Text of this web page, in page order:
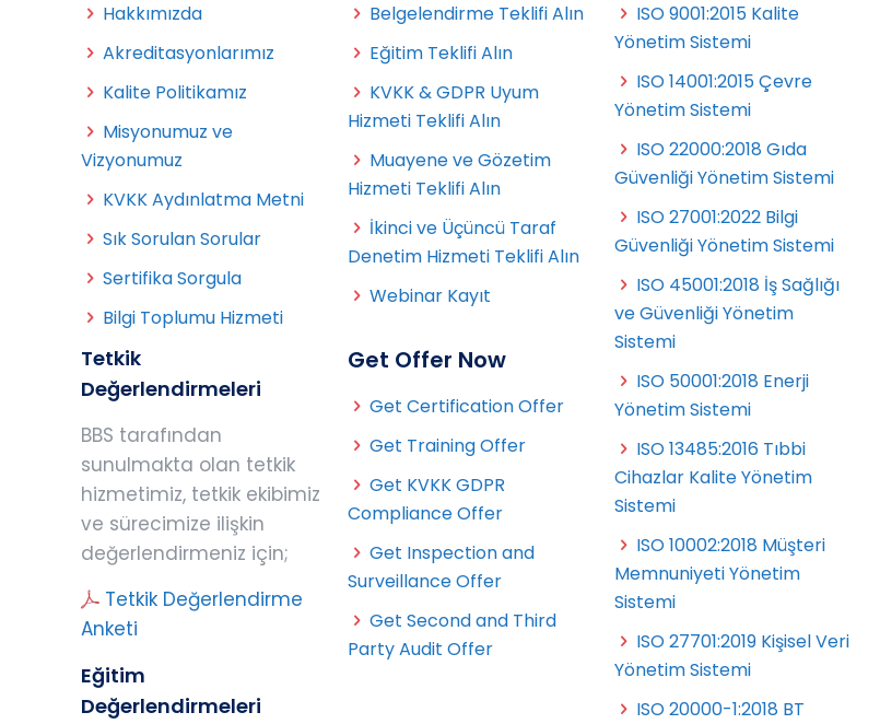
Hakkımızda
Akreditasyonlarımız
Kalite Politikamız
Misyonumuz ve
Vizyonumuz
KVKK Aydınlatma Metni
Sık Sorulan Sorular
Sertifika Sorgula
Bilgi Toplumu Hizmeti
Tetkik
Değerlendirmeleri
BBS tarafından
sunulmakta olan tetkik
hizmetimiz, tetkik ekibimiz
ve sürecimize ilişkin
değerlendirmeniz için;
Tetkik Değerlendirme
Anketi
Eğitim
Değerlendirmeleri
Belgelendirme Teklifi Alın
Eğitim Teklifi Alın
KVKK & GDPR Uyum
Hizmeti Teklifi Alın
Muayene ve Gözetim
Hizmeti Teklifi Alın
İkinci ve Üçüncü Taraf
Denetim Hizmeti Teklifi Alın
Webinar Kayıt
Get Offer Now
Get Certification Offer
Get Training Offer
Get KVKK GDPR
Compliance Offer
Get Inspection and
Surveillance Offer
Get Second and Third
Party Audit Offer
ISO 9001:2015 Kalite
Yönetim Sistemi
ISO 14001:2015 Çevre
Yönetim Sistemi
ISO 22000:2018 Gıda
Güvenliği Yönetim Sistemi
ISO 27001:2022 Bilgi
Güvenliği Yönetim Sistemi
ISO 45001:2018 İş Sağlığı
ve Güvenliği Yönetim
Sistemi
ISO 50001:2018 Enerji
Yönetim Sistemi
ISO 13485:2016 Tıbbi
Cihazlar Kalite Yönetim
Sistemi
ISO 10002:2018 Müşteri
Memnuniyeti Yönetim
Sistemi
ISO 27701:2019 Kişisel Veri
Yönetim Sistemi
ISO 20000-1:2018 BT